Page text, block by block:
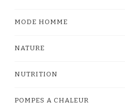
MODE HOMME
NATURE
NUTRITION
POMPES A CHALEUR